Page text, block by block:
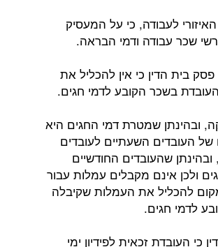
לעבודה, כי על המעסיק
שכר עבודה ודמי הבראה.
בית הדין כי אין להכליל את
בשכר הקובע לדמי חגים.
ובהינתן שמטרת דמי החגים היא
העובדים השעתיים לעובדים
שהעובדים החודשיים
ולכן אינם מקבלים עמלות עבור
להכליל את העמלות שקיבלה
לדמי חגים.
כי העובדת זכאית לפידיון ימי